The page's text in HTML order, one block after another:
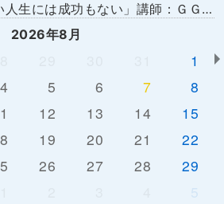
には成功もない」講師：ＧＧ佐藤さん
2026年8月
1
4 5 6 7
8
12 13 14
15
19 20 21
22
26 27 28
29
5